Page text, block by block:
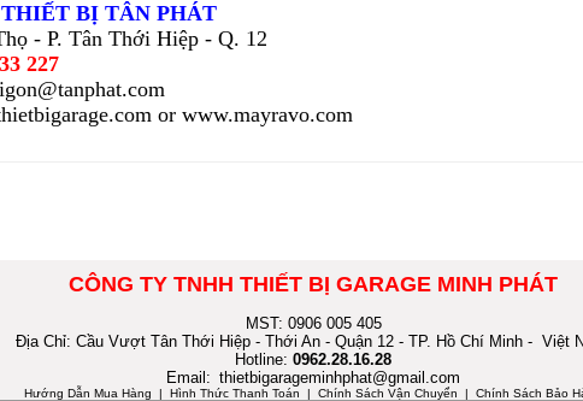
THIẾT BỊ TÂN PHÁT
- P. Tân Thới Hiệp - Q. 12
227
or www.mayravo.com
CÔNG TY TNHH THIẾT BỊ GARAGE MINH PHÁT
MST: 0906 005 405
Địa Chỉ: Cầu Vượt Tân Thới Hiệp - Thới An - Quận 12 - TP. Hồ Chí Minh - Việt
Hotline: 0962.28.16.28
Email: thietbigarageminhphat@gmail.com
Hướng Dẫn Mua Hàng | Hình Thức Thanh Toán | Chính Sách Vận Chuyển | Chính Sách Bảo